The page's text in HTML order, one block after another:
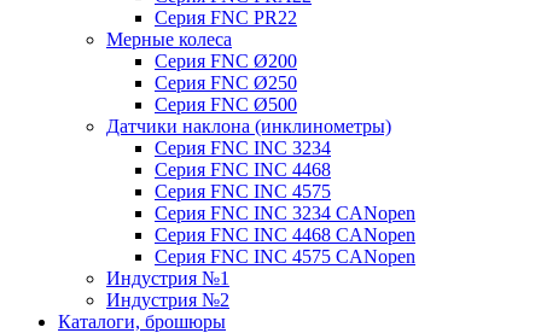
Серия FNC PR22
Мерные колеса
Серия FNC Ø200
Серия FNC Ø250
Серия FNC Ø500
Датчики наклона (инклинометры)
Серия FNC INC 3234
Серия FNC INC 4468
Серия FNC INC 4575
Серия FNC INC 3234 CANopen
Серия FNC INC 4468 CANopen
Серия FNC INC 4575 CANopen
Индустрия №1
Индустрия №2
Каталоги, брошюры